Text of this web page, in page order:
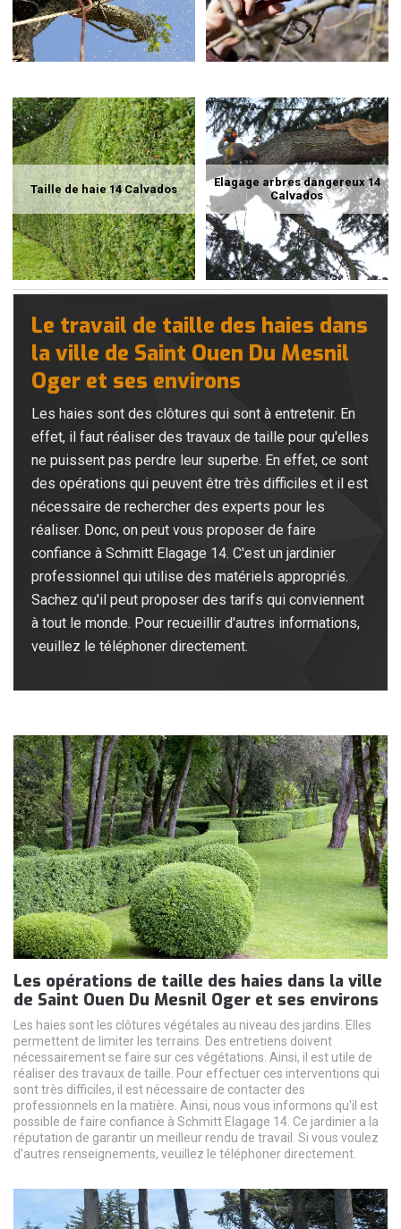
Taille de haie 14 Calvados
Elagage arbres dangereux 14
Calvados
Le travail de taille des haies dans
la ville de Saint Ouen Du Mesnil
Oger et ses environs
Les haies sont des clôtures qui sont à entretenir. En
effet, il faut réaliser des travaux de taille pour qu'elles
ne puissent pas perdre leur superbe. En effet, ce sont
des opérations qui peuvent être très difficiles et il est
nécessaire de rechercher des experts pour les
réaliser. Donc, on peut vous proposer de faire
confiance à Schmitt Elagage 14. C'est un jardinier
professionnel qui utilise des matériels appropriés.
Sachez qu'il peut proposer des tarifs qui conviennent
à tout le monde. Pour recueillir d'autres informations,
veuillez le téléphoner directement.
Les opérations de taille des haies dans la ville
de Saint Ouen Du Mesnil Oger et ses environs
Les haies sont les clôtures végétales au niveau des jardins. Elles
permettent de limiter les terrains. Des entretiens doivent
nécessairement se faire sur ces végétations. Ainsi, il est utile de
réaliser des travaux de taille. Pour effectuer ces interventions qui
sont très difficiles, il est nécessaire de contacter des
professionnels en la matière. Ainsi, nous vous informons qu'il est
possible de faire confiance à Schmitt Elagage 14. Ce jardinier a la
réputation de garantir un meilleur rendu de travail. Si vous voulez
d'autres renseignements, veuillez le téléphoner directement.